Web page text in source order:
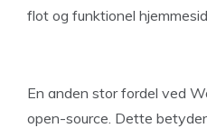
flot og funktionel
En anden stor fordel ved
open-source. Dette